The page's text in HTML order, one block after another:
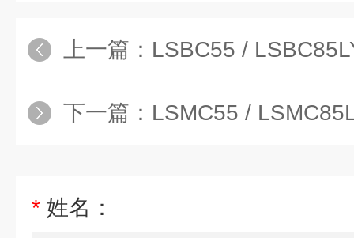
上一篇： LSBC55 /
下一篇： LSMC55 /
* 姓名：